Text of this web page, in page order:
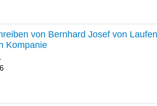
von Bernhard Josef von
Kompanie